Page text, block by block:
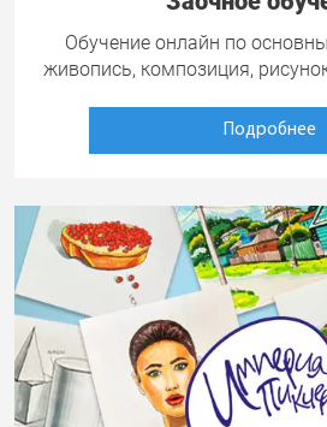
Обучение онлайн по
живопись, композиция,
Подробнее